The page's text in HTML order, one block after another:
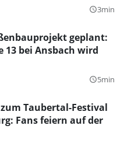
query_builder3min
geplant:
13 bei Ansbach wird
query_builder5min
Taubertal-Festival
Fans feiern auf der